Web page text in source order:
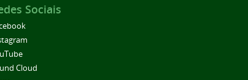
Sociais
Cloud